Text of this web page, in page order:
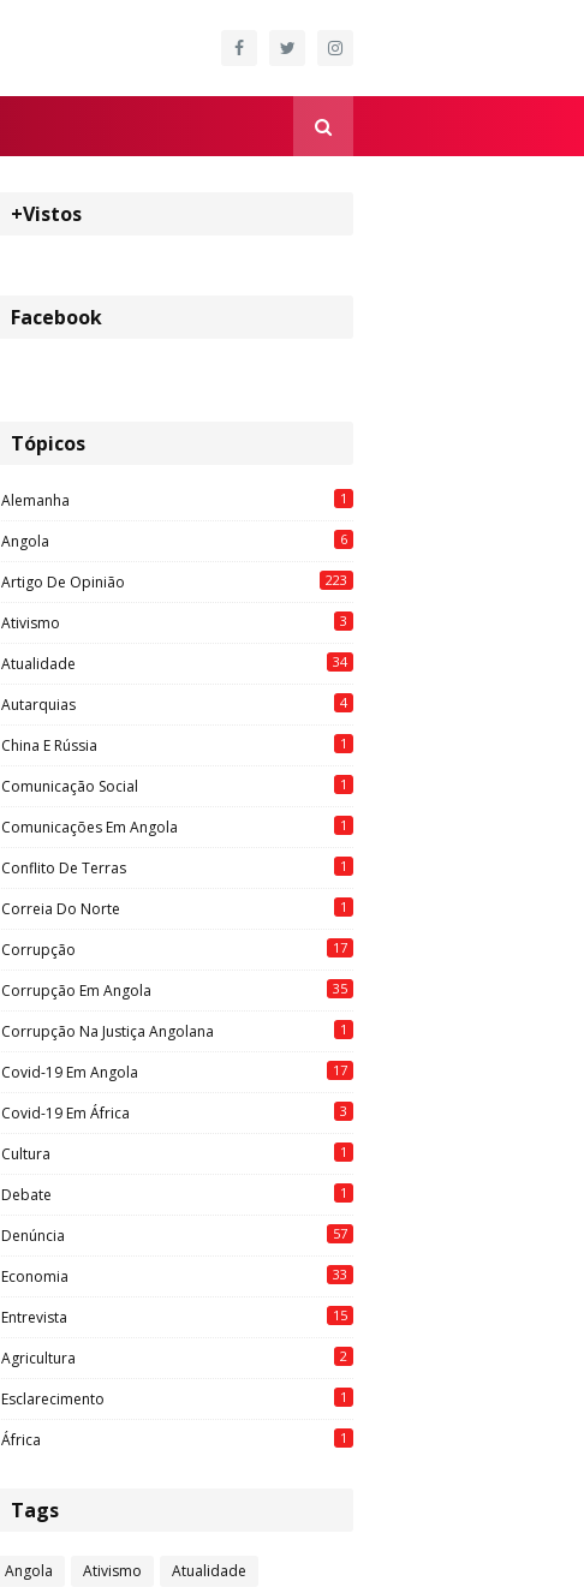
+Vistos
Facebook
Tópicos
Alemanha 1
Angola 6
Artigo De Opinião 223
Ativismo 3
Atualidade 34
Autarquias 4
China E Rússia 1
Comunicação Social 1
Comunicações Em Angola 1
Conflito De Terras 1
Correia Do Norte 1
Corrupção 17
Corrupção Em Angola 35
Corrupção Na Justiça Angolana 1
Covid-19 Em Angola 17
Covid-19 Em África 3
Cultura 1
Debate 1
Denúncia 57
Economia 33
Entrevista 15
Agricultura 2
Esclarecimento 1
África 1
Tags
Angola Ativismo
Atualidade